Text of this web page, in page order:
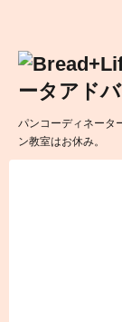
パンコーディネータ
ン教室はお休み。